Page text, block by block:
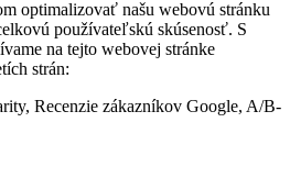
optimalizovať našu webovú stránku
používateľskú skúsenosť. S
na tejto webovej stránke
strán:
Recenzie zákazníkov Google, A/B-